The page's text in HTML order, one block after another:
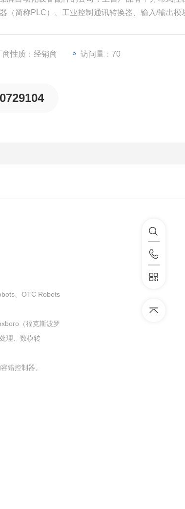
（简称PLC）、工业控制通讯转换器、输入/输出模
商性质：经销商 访问量：70
、OTC Robots
（福克斯波罗
理、数模转
错控制器。